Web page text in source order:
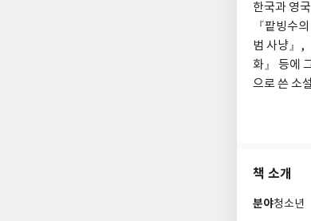
한국과 영
『팥빙수
범 사냥』,
화』 등에
으로 쓴 소
책 소개
분야청소년